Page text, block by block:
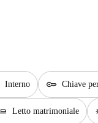
Interno key Chiave
Letto matrimoniale